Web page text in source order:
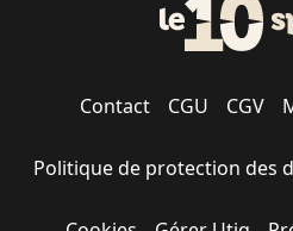
Contact CGU CGV
Politique de protection des